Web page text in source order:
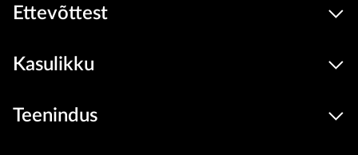
Ettevõttest
Kasulikku
Teenindus